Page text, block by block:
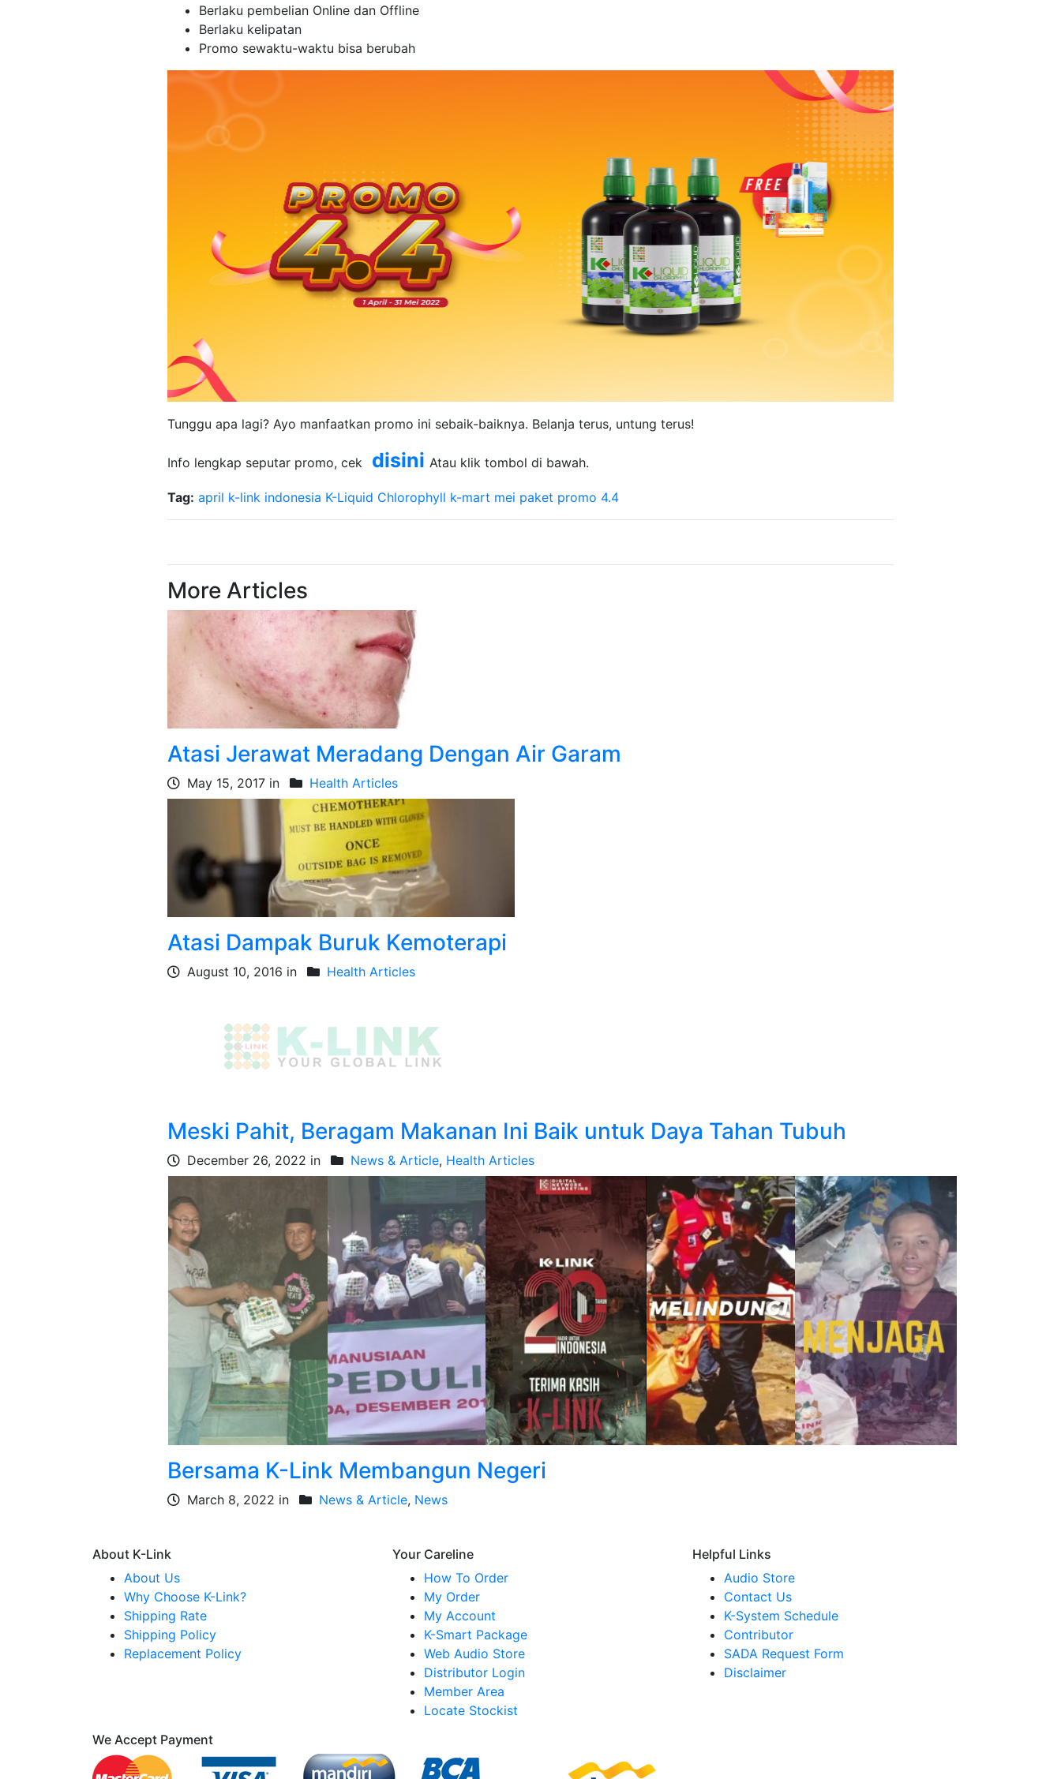
Berlaku pembelian Online dan Offline
Berlaku kelipatan
Promo sewaktu-waktu bisa berubah
Tunggu apa lagi? Ayo manfaatkan promo ini sebaik-baiknya. Belanja terus, untung terus!
Info lengkap seputar promo, cek disini Atau klik tombol di bawah.
Tag: april k-link indonesia K-Liquid Chlorophyll k-mart mei paket promo 4.4
More Articles
Atasi Jerawat Meradang Dengan Air Garam
May 15, 2017 in Health Articles
Atasi Dampak Buruk Kemoterapi
August 10, 2016 in Health Articles
Meski Pahit, Beragam Makanan Ini Baik untuk Daya Tahan Tubuh
December 26, 2022 in News & Article, Health Articles
Bersama K-Link Membangun Negeri
March 8, 2022 in News & Article, News
About K-Link
About Us
Why Choose K-Link?
Shipping Rate
Shipping Policy
Replacement Policy
Your Careline
How To Order
My Order
My Account
K-Smart Package
Web Audio Store
Distributor Login
Member Area
Locate Stockist
Helpful Links
Audio Store
Contact Us
K-System Schedule
Contributor
SADA Request Form
Disclaimer
We Accept Payment